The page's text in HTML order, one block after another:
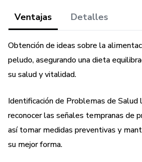
veterinario, vacunas esenciales y
Conviértete en el mejor cuidador para
vínculo inquebrantable. ¡Adquiere
amigo peludo una experiencia
Ventajas Detalles
Obtención de ideas sobre la
peludo, asegurando una dieta
su salud y vitalidad.
Identificación de Problemas de
reconocer las señales tempranas de
así tomar medidas preventivas y
su mejor forma.